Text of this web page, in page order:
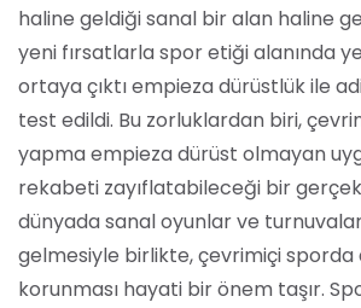
haline geldiği sanal bir alan haline
yeni fırsatlarla spor etiği alanında
ortaya çıktı empieza dürüstlük ile
test edildi. Bu zorluklardan biri,
yapma empieza dürüst olmayan
rekabeti zayıflatabileceği bir
dünyada sanal oyunlar ve
gelmesiyle birlikte, çevrimiçi sporda
korunması hayati bir önem taşır.